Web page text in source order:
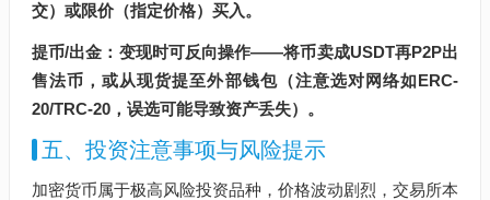
交）或限价（指定价格）买入。
提币/出金：变现时可反向操作——将币卖成USDT再P2P出
售法币，或从现货提至外部钱包（注意选对网络如ERC-
20/TRC-20，误选可能导致资产丢失）。
五、投资注意事项与风险提示
加密货币属于极高风险投资品种，价格波动剧烈，交易所本